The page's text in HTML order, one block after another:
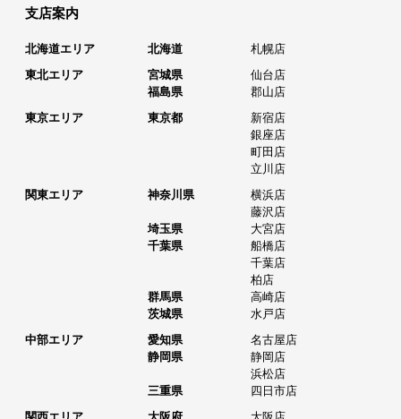
支店案内
北海道エリア 北海道
札幌店
東北エリア
宮城県
仙台店
福島県
郡山店
東京エリア
東京都
新宿店
銀座店
町田店
立川店
関東エリア
神奈川県
横浜店
藤沢店
埼玉県
大宮店
千葉県
船橋店
千葉店
柏店
群馬県
高崎店
茨城県
水戸店
中部エリア
愛知県
名古屋店
静岡県
静岡店
浜松店
三重県
四日市店